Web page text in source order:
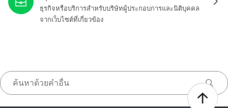
ธุรกิจหรือบริการสำหรับบริษัทผู้ประกอบการและนิติบุคคล
จากเว็บไซต์ที่เกี่ยวข้อง